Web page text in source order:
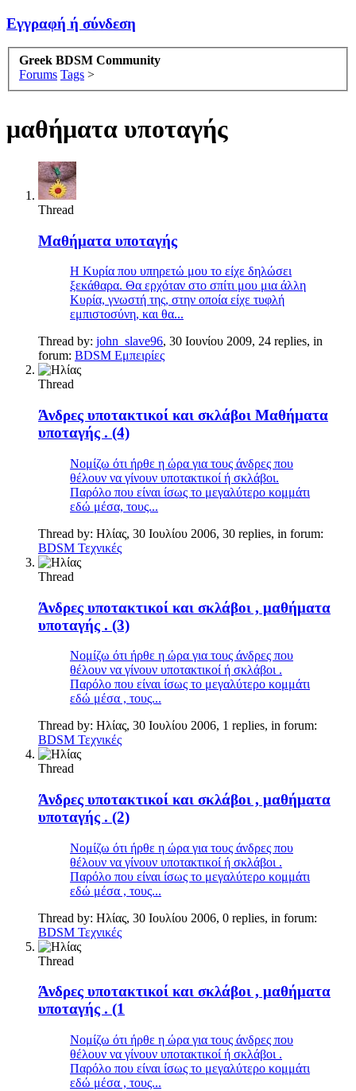
Εγγραφή ή σύνδεση
Greek BDSM Community
Forums Tags >
μαθήματα υποταγής
Thread
Μαθήματα υποταγής
Η Κυρία που υπηρετώ μου το είχε δηλώσει
ξεκάθαρα. Θα ερχόταν στο σπίτι μου μια άλλη
Κυρία, γνωστή της, στην οποία είχε τυφλή
εμπιστοσύνη, και θα...
Thread by: john_slave96, 30 Ιουνίου 2009, 24 replies, in
forum: BDSM Εμπειρίες
Thread
Άνδρες υποτακτικοί και σκλάβοι Μαθήματα
υποταγής . (4)
Νομίζω ότι ήρθε η ώρα για τους άνδρες που
θέλουν να γίνουν υποτακτικοί ή σκλάβοι.
Παρόλο που είναι ίσως το μεγαλύτερο κομμάτι
εδώ μέσα, τους...
Thread by: Ηλίας, 30 Ιουλίου 2006, 30 replies, in forum:
BDSM Τεχνικές
Thread
Άνδρες υποτακτικοί και σκλάβοι , μαθήματα
υποταγής . (3)
Νομίζω ότι ήρθε η ώρα για τους άνδρες που
θέλουν να γίνουν υποτακτικοί ή σκλάβοι .
Παρόλο που είναι ίσως το μεγαλύτερο κομμάτι
εδώ μέσα , τους...
Thread by: Ηλίας, 30 Ιουλίου 2006, 1 replies, in forum:
BDSM Τεχνικές
Thread
Άνδρες υποτακτικοί και σκλάβοι , μαθήματα
υποταγής . (2)
Νομίζω ότι ήρθε η ώρα για τους άνδρες που
θέλουν να γίνουν υποτακτικοί ή σκλάβοι .
Παρόλο που είναι ίσως το μεγαλύτερο κομμάτι
εδώ μέσα , τους...
Thread by: Ηλίας, 30 Ιουλίου 2006, 0 replies, in forum:
BDSM Τεχνικές
Thread
Άνδρες υποτακτικοί και σκλάβοι , μαθήματα
υποταγής . (1
Νομίζω ότι ήρθε η ώρα για τους άνδρες που
θέλουν να γίνουν υποτακτικοί ή σκλάβοι .
Παρόλο που είναι ίσως το μεγαλύτερο κομμάτι
εδώ μέσα , τους...